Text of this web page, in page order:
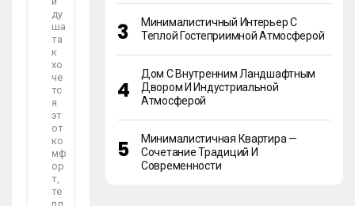
ду
ша
та
к
хо
че
тс
я
эт
от
ко
мф
ор
т,
те
Минималистичный Интерьер С
Теплой Гостеприимной Атмосферой
Дом С Внутренним Ландшафтным
Двором И Индустриальной
Атмосферой
Минималистичная Квартира —
Сочетание Традиций И
Современности